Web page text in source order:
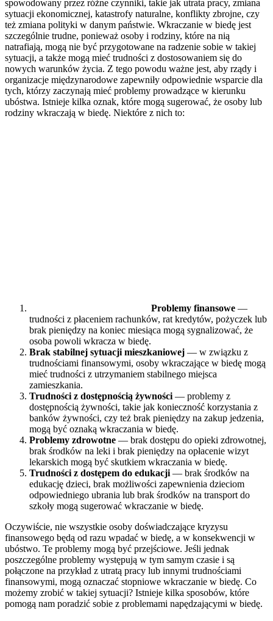
spowodowany przez różne czynniki, takie jak utrata pracy, zmiana
sytuacji ekonomicznej, katastrofy naturalne, konflikty zbrojne, czy
też zmiana polityki w danym państwie. Wkraczanie w biedę jest
szczególnie trudne, ponieważ osoby i rodziny, które na nią
natrafiają, mogą nie być przygotowane na radzenie sobie w takiej
sytuacji, a także mogą mieć trudności z dostosowaniem się do
nowych warunków życia. Z tego powodu ważne jest, aby rządy i
organizacje międzynarodowe zapewniły odpowiednie wsparcie dla
tych, którzy zaczynają mieć problemy prowadzące w kierunku
ubóstwa. Istnieje kilka oznak, które mogą sugerować, że osoby lub
rodziny wkraczają w biedę. Niektóre z nich to:
Problemy finansowe —
trudności z płaceniem rachunków, rat kredytów, pożyczek lub
brak pieniędzy na koniec miesiąca mogą sygnalizować, że
osoba powoli wkracza w biedę.
Brak stabilnej sytuacji mieszkaniowej — w związku z
trudnościami finansowymi, osoby wkraczające w biedę mogą
mieć trudności z utrzymaniem stabilnego miejsca
zamieszkania.
Trudności z dostępnością żywności — problemy z
dostępnością żywności, takie jak konieczność korzystania z
banków żywności, czy też brak pieniędzy na zakup jedzenia,
mogą być oznaką wkraczania w biedę.
Problemy zdrowotne — brak dostępu do opieki zdrowotnej,
brak środków na leki i brak pieniędzy na opłacenie wizyt
lekarskich mogą być skutkiem wkraczania w biedę.
Trudności z dostępem do edukacji — brak środków na
edukację dzieci, brak możliwości zapewnienia dzieciom
odpowiedniego ubrania lub brak środków na transport do
szkoły mogą sugerować wkraczanie w biedę.
Oczywiście, nie wszystkie osoby doświadczające kryzysu
finansowego będą od razu wpadać w biedę, a w konsekwencji w
ubóstwo. Te problemy mogą być przejściowe. Jeśli jednak
poszczególne problemy występują w tym samym czasie i są
połączone na przykład z utratą pracy lub innymi trudnościami
finansowymi, mogą oznaczać stopniowe wkraczanie w biedę. Co
możemy zrobić w takiej sytuacji? Istnieje kilka sposobów, które
pomogą nam poradzić sobie z problemami napędzającymi w biedę.